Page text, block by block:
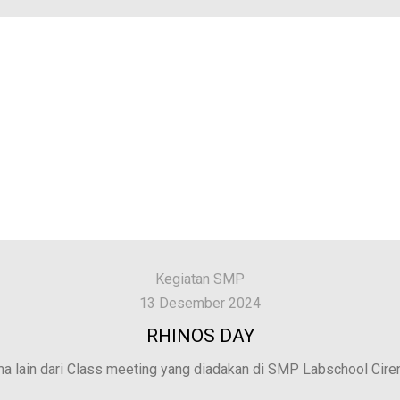
Kegiatan SMP
13 Desember 2024
RHINOS DAY
lain dari Class meeting yang diadakan di SMP Labschool